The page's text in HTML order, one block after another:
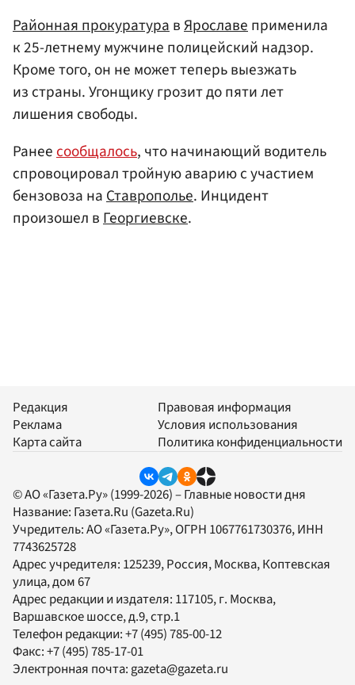
Районная прокуратуравЯрославеприменила
к 25-летнему мужчине полицейский надзор.
Кроме того, он не может теперь выезжать
из страны. Угонщику грозит до пяти лет
лишения свободы.
Ранеесообщалось, что начинающий водитель
спровоцировал тройную аварию с участием
бензовоза наСтаврополье. Инцидент
произошел вГеоргиевске.
Редакция
Реклама
Карта сайта
Правовая информация
Условия использования
Политика конфиденциальности
© АО «Газета.Ру» (1999-2026) – Главные новости дня
Название: Газета.Ru (Gazeta.Ru)
Учредитель:АО «Газета.Ру», ОГРН 1067761730376, ИНН
7743625728
Адрес учредителя: 125239, Россия, Москва, Коптевская
улица, дом 67
Адрес редакции и издателя: 117105, г. Москва,
Варшавское шоссе, д.9, стр.1
Телефон редакции:+7 (495) 785-00-12
Факс:+7 (495) 785-17-01
Электронная почта:gazeta@gazeta.ru